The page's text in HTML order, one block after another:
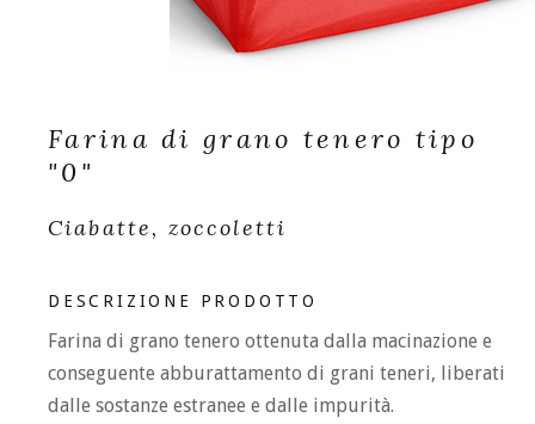
Farina di grano tenero tipo
"0"
Ciabatte, zoccoletti
DESCRIZIONE PRODOTTO
Farina di grano tenero ottenuta dalla macinazione e
conseguente abburattamento di grani teneri, liberati
dalle sostanze estranee e dalle impurità.